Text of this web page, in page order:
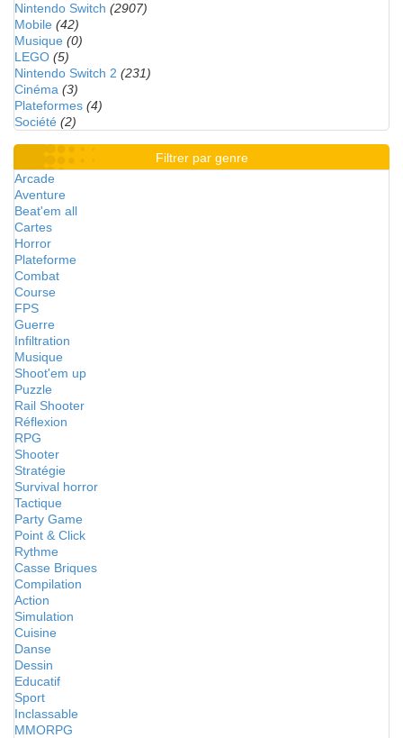
Nintendo Switch (2907)
Mobile (42)
Musique (0)
LEGO (5)
Nintendo Switch 2 (231)
Cinéma (3)
Plateformes (4)
Société (2)
Filtrer par genre
Arcade
Aventure
Beat'em all
Cartes
Horror
Plateforme
Combat
Course
FPS
Guerre
Infiltration
Musique
Shoot'em up
Puzzle
Rail Shooter
Réflexion
RPG
Shooter
Stratégie
Survival horror
Tactique
Party Game
Point & Click
Rythme
Casse Briques
Compilation
Action
Simulation
Cuisine
Danse
Dessin
Educatif
Sport
Inclassable
MMORPG